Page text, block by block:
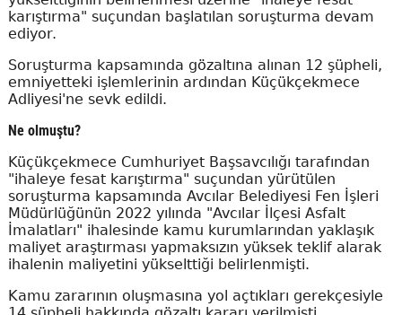
karıştırma" suçundan başlatılan soruşturma devam
ediyor.
Soruşturma kapsamında gözaltına alınan 12 şüpheli,
emniyetteki işlemlerinin ardından Küçükçekmece
Adliyesi'ne sevk edildi.
Ne olmuştu?
Küçükçekmece Cumhuriyet Başsavcılığı tarafından
"ihaleye fesat karıştırma" suçundan yürütülen
soruşturma kapsamında Avcılar Belediyesi Fen İşleri
Müdürlüğünün 2022 yılında "Avcılar İlçesi Asfalt
İmalatları" ihalesinde kamu kurumlarından yaklaşık
maliyet araştırması yapmaksızın yüksek teklif alarak
ihalenin maliyetini yükselttiği belirlenmişti.
Kamu zararının oluşmasına yol açtıkları gerekçesiyle